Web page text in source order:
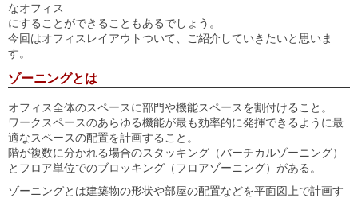
なオフィス
にすることができることもあるでしょう。
今回はオフィスレイアウトついて、ご紹介していきたいと思いま
す。
ゾーニングとは
オフィス全体のスペースに部門や機能スペースを割付けること。
ワークスペースのあらゆる機能が最も効率的に発揮できるように最
適なスペースの配置を計画すること。
階が複数に分かれる場合のスタッキング（バーチカルゾーニング）
とフロア単位でのブロッキング（フロアゾーニング）がある。
ゾーニングとは建築物の形状や部屋の配置などを平面図上で計画す